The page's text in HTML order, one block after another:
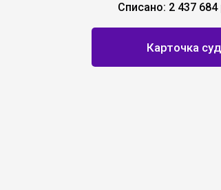
Карточка
Списано: 2 437 684